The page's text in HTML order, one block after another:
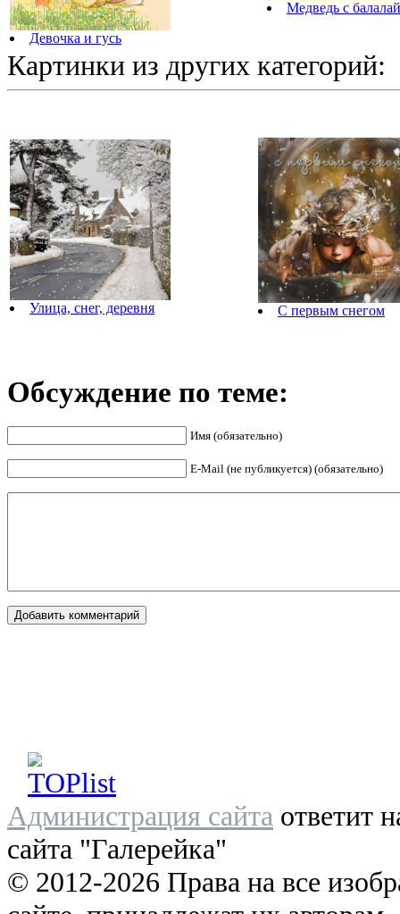
Девочка и гусь
Медведь с
Картинки из других категорий:
Улица, снег, деревня С первым снегом
Обсуждение по теме:
Имя (обязательно)
E-Mail (не публикуется) (обязательно)
Администрация сайта ответит
сайта "Галерейка"
© 2012-2026 Права на все